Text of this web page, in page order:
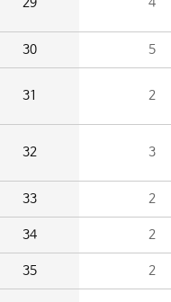
30 5
31 2
32 3
33 2
34 2
35 2